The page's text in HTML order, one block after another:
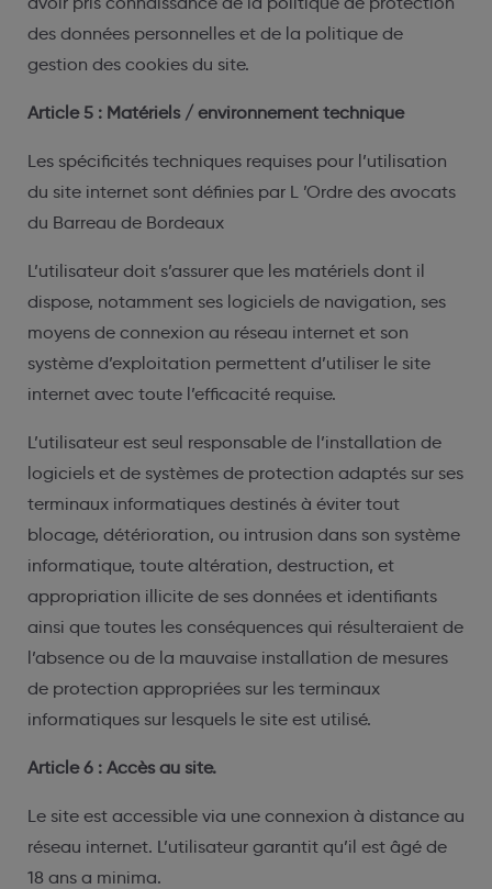
des données personnelles et de la politique de
gestion des cookies du site.
Article 5 : Matériels / environnement technique
Les spécificités techniques requises pour l’utilisation
du site internet sont définies par L ’Ordre des avocats
du Barreau de Bordeaux
L’utilisateur doit s’assurer que les matériels dont il
dispose, notamment ses logiciels de navigation, ses
moyens de connexion au réseau internet et son
système d’exploitation permettent d’utiliser le site
internet avec toute l’efficacité requise.
L’utilisateur est seul responsable de l’installation de
logiciels et de systèmes de protection adaptés sur ses
terminaux informatiques destinés à éviter tout
blocage, détérioration, ou intrusion dans son système
informatique, toute altération, destruction, et
appropriation illicite de ses données et identifiants
ainsi que toutes les conséquences qui résulteraient de
l’absence ou de la mauvaise installation de mesures
de protection appropriées sur les terminaux
informatiques sur lesquels le site est utilisé.
Article 6 : Accès au site.
Le site est accessible via une connexion à distance au
réseau internet. L’utilisateur garantit qu’il est âgé de
18 ans a minima.